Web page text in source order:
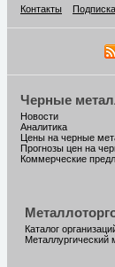
Контакты
Подписка
Черные
Новости
Аналитика
Цены на черные
Прогнозы цен на
Коммерческие
Каталог
Металлургический